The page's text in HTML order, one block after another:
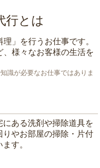
行とは
理 」を行うお仕事です。
様々なお客様の生活を
識が必要なお仕事ではありま
にある洗剤や掃除道具を
りやお部屋の掃除・片付
す。